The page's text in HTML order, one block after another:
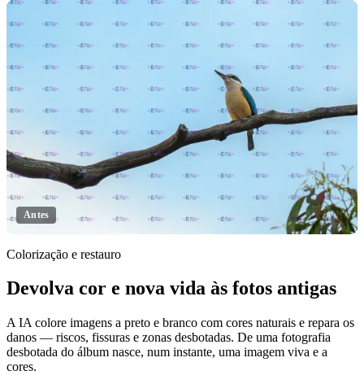
Clique para revelar
Antes
Colorização e restauro
Devolva cor e nova vida às fotos antigas
A IA colore imagens a preto e branco com cores naturais e repara os
danos — riscos, fissuras e zonas desbotadas. De uma fotografia
desbotada do álbum nasce, num instante, uma imagem viva e a
cores.